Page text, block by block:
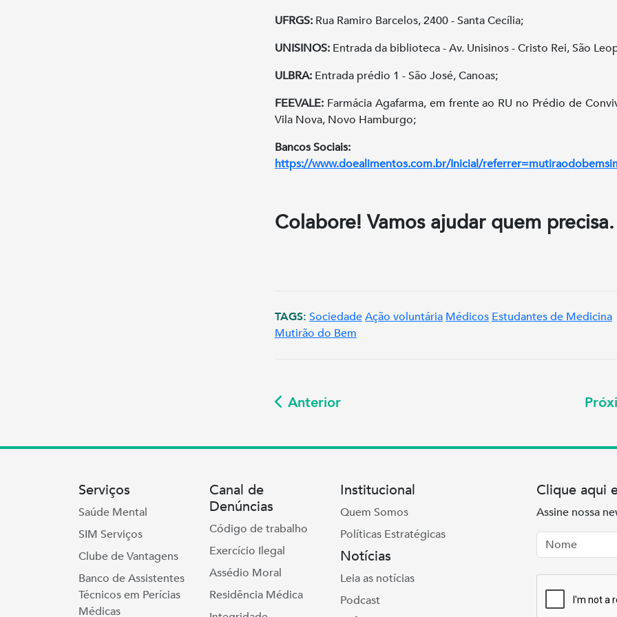
UFRGS: Rua Ramiro Barcelos, 2400 - Santa Cecília;
UNISINOS: Entrada da biblioteca - Av. Unisinos - Cristo Rei, São
ULBRA: Entrada prédio 1 - São José, Canoas;
FEEVALE: Farmácia Agafarma, em frente ao RU no Prédio de
Vila Nova, Novo Hamburgo;
Bancos Sociais:
https://www.doealimentos.com.br/Inicial/
Colabore! Vamos ajudar quem precisa.
TAGS: SociedadeAção voluntária Médicos Estudantes de Medicina
Mutirão do Bem
Anterior
Serviços
Saúde Mental
SIM Serviços
Clube de Vantagens
Banco de Assistentes
Técnicos em Perícias
Médicas
Canal de
Denúncias
Código de trabalho
Exercício Ilegal
Assédio Moral
Residência Médica
Institucional
Quem Somos
Políticas Estratégicas
Notícias
Leia as notícias
Podcast
Clique aqui
Assine nossa
Nome
Email